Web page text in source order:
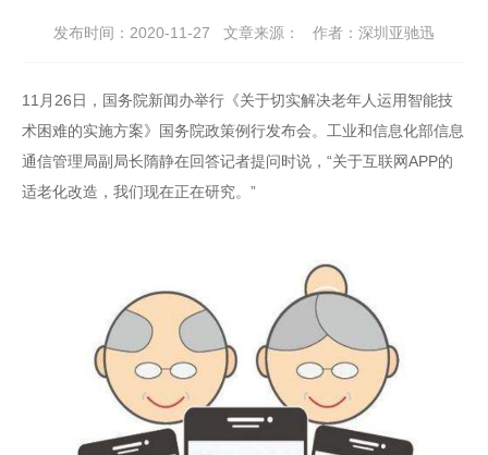
发布时间：2020-11-27 文章来源： 作者：深圳亚驰迅
11月26日，国务院新闻办举行《关于切实解决老年人运用智能技
术困难的实施方案》国务院政策例行发布会。工业和信息化部信息
通信管理局副局长隋静在回答记者提问时说，“关于互联网APP的
适老化改造，我们现在正在研究。”